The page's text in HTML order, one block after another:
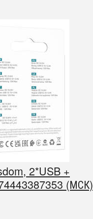
2*USB +
(МСК)